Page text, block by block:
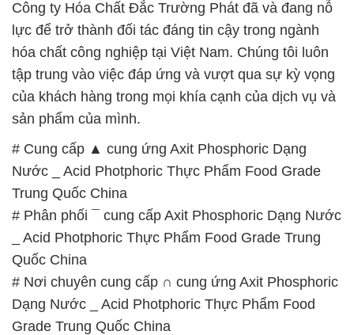
Công ty Hóa Chất Đắc Trường Phát đã và đang nỗ
lực để trở thành đối tác đáng tin cậy trong ngành
hóa chất công nghiệp tại Việt Nam. Chúng tôi luôn
tập trung vào việc đáp ứng và vượt qua sự kỳ vọng
của khách hàng trong mọi khía cạnh của dịch vụ và
sản phẩm của mình.
# Cung cấp ▲ cung ứng Axit Phosphoric Dạng
Nước _ Acid Photphoric Thực Phẩm Food Grade
Trung Quốc China
# Phân phối ¯ cung cấp Axit Phosphoric Dạng Nước
_ Acid Photphoric Thực Phẩm Food Grade Trung
Quốc China
# Nơi chuyên cung cấp ∩ cung ứng Axit Phosphoric
Dạng Nước _ Acid Photphoric Thực Phẩm Food
Grade Trung Quốc China